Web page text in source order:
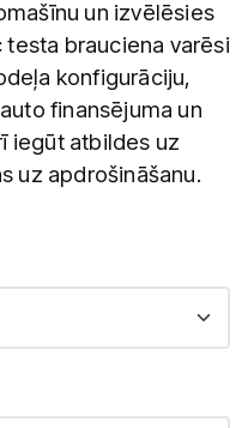
un izvēlēsies
brauciena varēsi
konfigurāciju,
finansējuma un
iegūt atbildes uz
uz apdrošināšanu.